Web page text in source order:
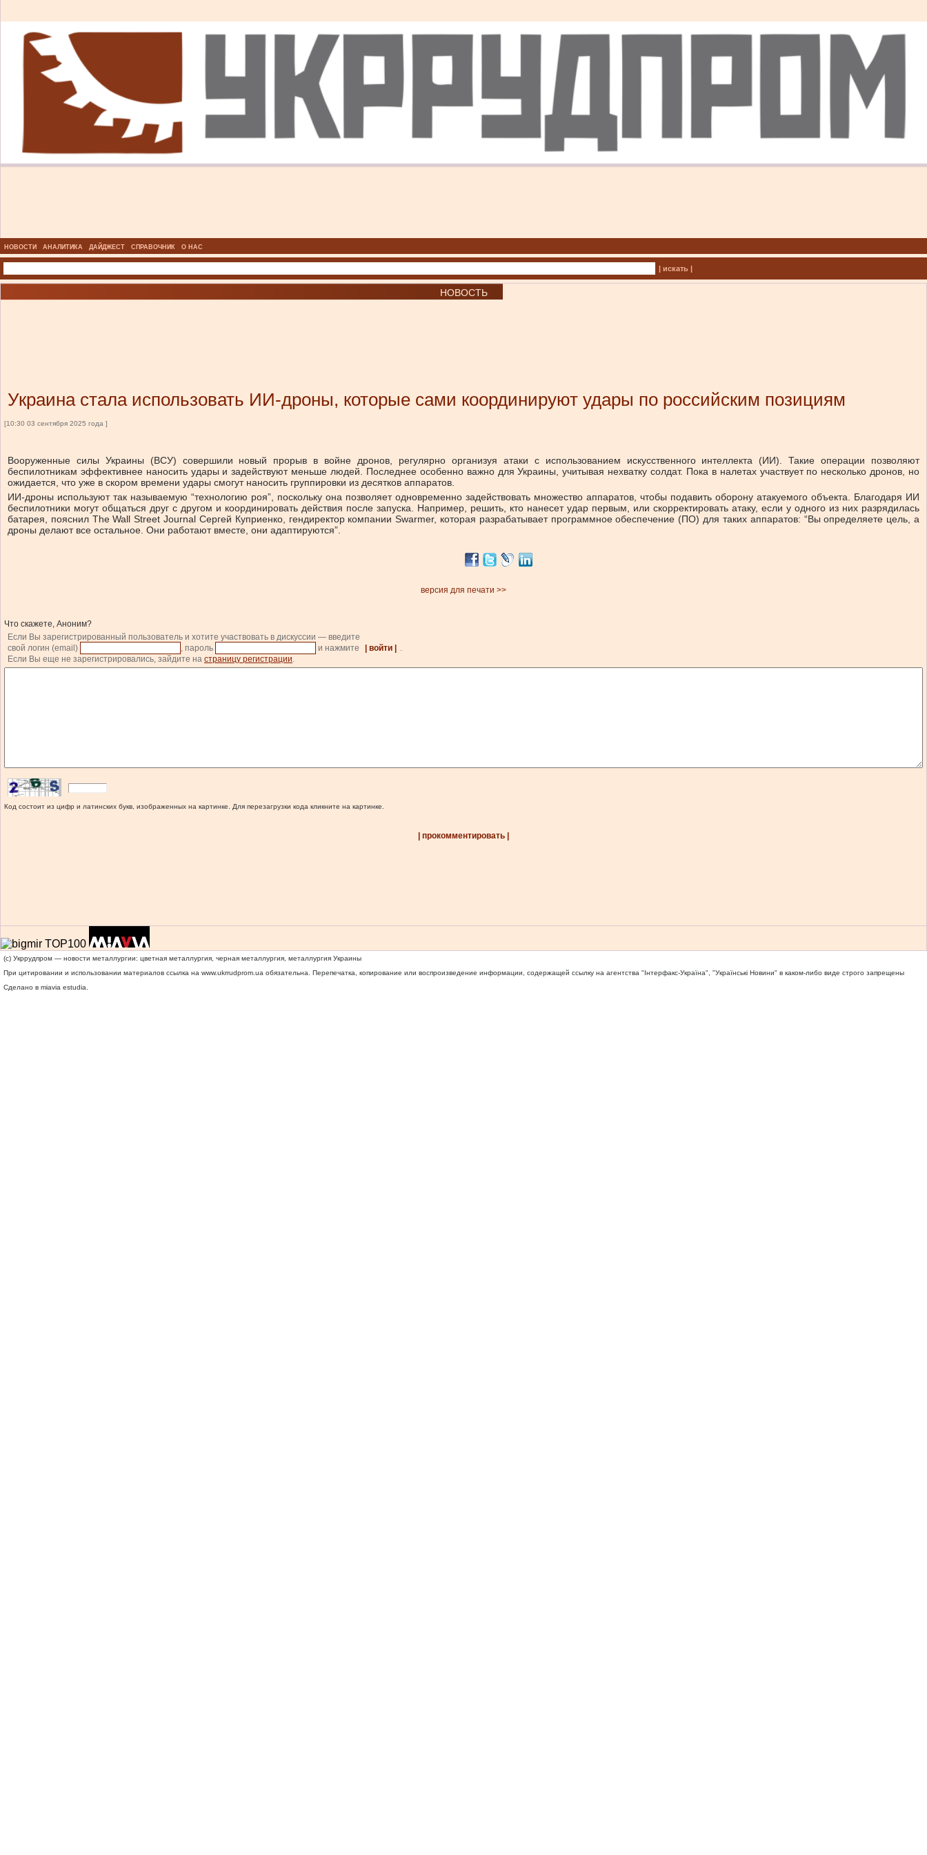
НОВОСТИ АНАЛИТИКА ДАЙДЖЕСТ СПРАВОЧНИК О НАС
| искать |
НОВОСТЬ
Украина стала использовать ИИ-дроны, которые сами координируют удары по российским позициям
[10:30 03 сентября 2025 года ]
Вооруженные силы Украины (ВСУ) совершили новый прорыв в войне дронов, регулярно организуя атаки с использованием искусственного интеллекта (ИИ). Такие операции позволяют
беспилотникам эффективнее наносить удары и задействуют меньше людей. Последнее особенно важно для Украины, учитывая нехватку солдат. Пока в налетах участвует по несколько дронов, но
ожидается, что уже в скором времени удары смогут наносить группировки из десятков аппаратов.
ИИ-дроны используют так называемую “технологию роя”, поскольку она позволяет одновременно задействовать множество аппаратов, чтобы подавить оборону атакуемого объекта. Благодаря ИИ
беспилотники могут общаться друг с другом и координировать действия после запуска. Например, решить, кто нанесет удар первым, или скорректировать атаку, если у одного из них разрядилась
батарея, пояснил The Wall Street Journal Сергей Куприенко, гендиректор компании Swarmer, которая разрабатывает программное обеспечение (ПО) для таких аппаратов: “Вы определяете цель, а
дроны делают все остальное. Они работают вместе, они адаптируются”.
версия для печати >>
Что скажете, Аноним?
Если Вы зарегистрированный пользователь и хотите участвовать в дискуссии — введите
свой логин (email)
, пароль и нажмите | войти |
.
Если Вы еще не зарегистрировались, зайдите на страницу регистрации.
Код состоит из цифр и латинских букв, изображенных на картинке. Для перезагрузки кода кликните на картинке.
| прокомментировать |
(c) Укррудпром — новости металлургии: цветная металлургия, черная металлургия, металлургия Украины
При цитировании и использовании материалов ссылка на www.ukrrudprom.ua обязательна. Перепечатка, копирование или воспроизведение информации, содержащей ссылку на агентства "Iнтерфакс-Україна", "Українськi Новини" в каком-либо виде строго запрещены
Сделано в miavia estudia.